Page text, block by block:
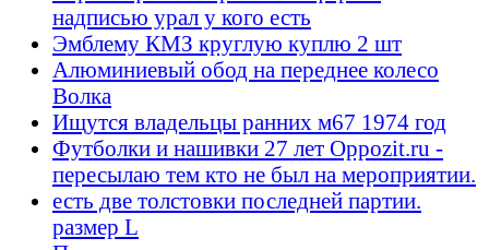
надписью урал у кого есть
Эмблему КМЗ круглую куплю 2 шт
Алюминиевый обод на переднее колесо
Волка
Ищутся владельцы ранних м67 1974 год
Футболки и нашивки 27 лет Oppozit.ru -
пересылаю тем кто не был на мероприятии.
есть две толстовки последней партии.
размер L